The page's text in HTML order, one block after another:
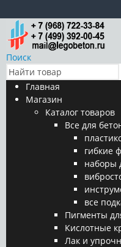
Поиск
Главная
Магазин
Каталог товаров
Все для
гибкие
наборы
все
Пигменты
Кислотные
Лак и